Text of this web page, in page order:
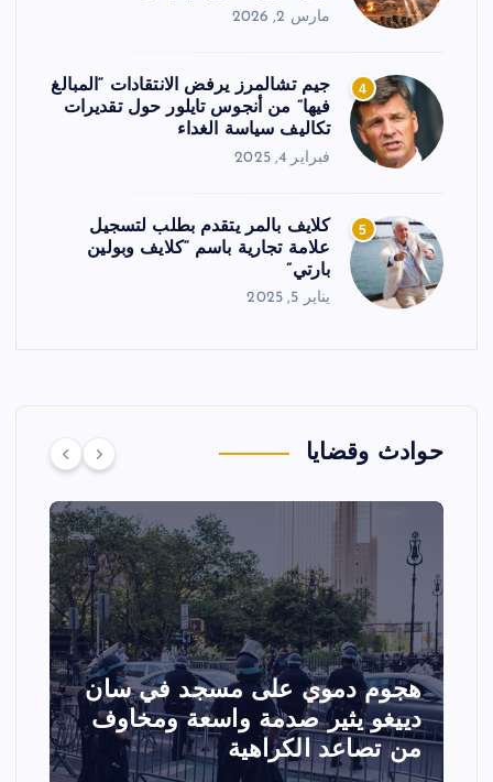
مارس 2, 2026
4
جيم تشالمرز يرفض الانتقادات “المبالغ
فيها” من أنجوس تايلور حول تقديرات
تكاليف سياسة الغداء
فبراير 4, 2025
5
كلايف بالمر يتقدم بطلب لتسجيل
علامة تجارية باسم “كلايف وبولين
بارتي”
يناير 5, 2025
حوادث وقضايا
هجوم دموي على مسجد في سان
دييغو يثير صدمة واسعة ومخاوف
من تصاعد الكراهية